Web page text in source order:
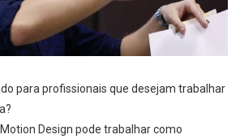
para profissionais que desejam trabalhar
Design pode trabalhar como